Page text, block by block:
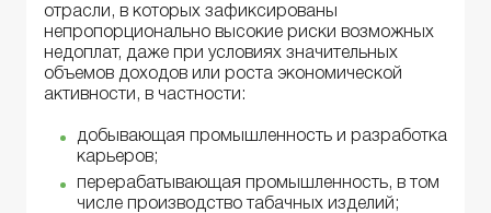
отрасли, в которых зафиксированы
непропорционально высокие риски возможных
недоплат, даже при условиях значительных
объемов доходов или роста экономической
активности, в частности:
добывающая промышленность и разработка
карьеров;
перерабатывающая промышленность, в том
числе производство табачных изделий;